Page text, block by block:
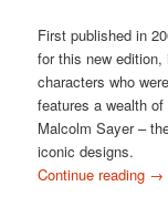
First published in
for this new
characters who
features a wealth
Malcolm Sayer –
iconic designs.
Continue reading →